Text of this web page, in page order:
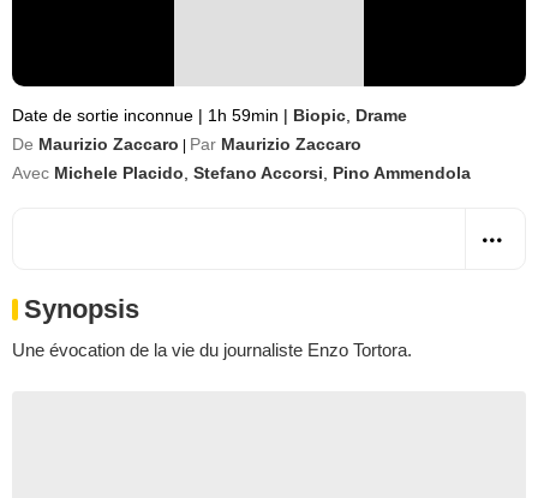
Date de sortie inconnue | 1h 59min | Biopic Drame
De Maurizio Zaccaro Par Maurizio Zaccaro
Avec Michele Placido Stefano Accorsi Pino Ammendola
Synopsis
Une évocation de la vie du journaliste Enzo Tortora.